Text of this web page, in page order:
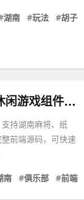
湖南 #玩法 #胡子
爱玩湖南麻将纸牌跑胡子扑克多合一房卡俱乐部休闲游戏组件带前端源码
持湖南麻将、纸
前端源码，可快速
南 #俱乐部 #前端